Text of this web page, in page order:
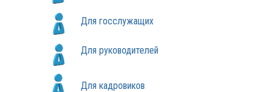
Для госслужащих
Для руководителей
Для кадровиков